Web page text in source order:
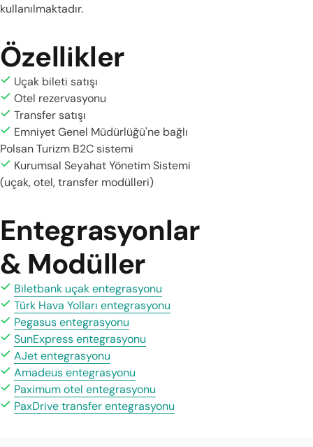
kullanılmaktadır.
Özellikler
Uçak bileti satışı
Otel rezervasyonu
Transfer satışı
Emniyet Genel Müdürlüğü'ne bağlı
Polsan Turizm B2C sistemi
Kurumsal Seyahat Yönetim Sistemi
(uçak, otel, transfer modülleri)
Entegrasyonlar
& Modüller
Biletbank uçak entegrasyonu
Türk Hava Yolları entegrasyonu
Pegasus entegrasyonu
SunExpress entegrasyonu
AJet entegrasyonu
Amadeus entegrasyonu
Paximum otel entegrasyonu
PaxDrive transfer entegrasyonu